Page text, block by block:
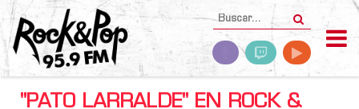
"PATO LARRALDE" EN ROCK &